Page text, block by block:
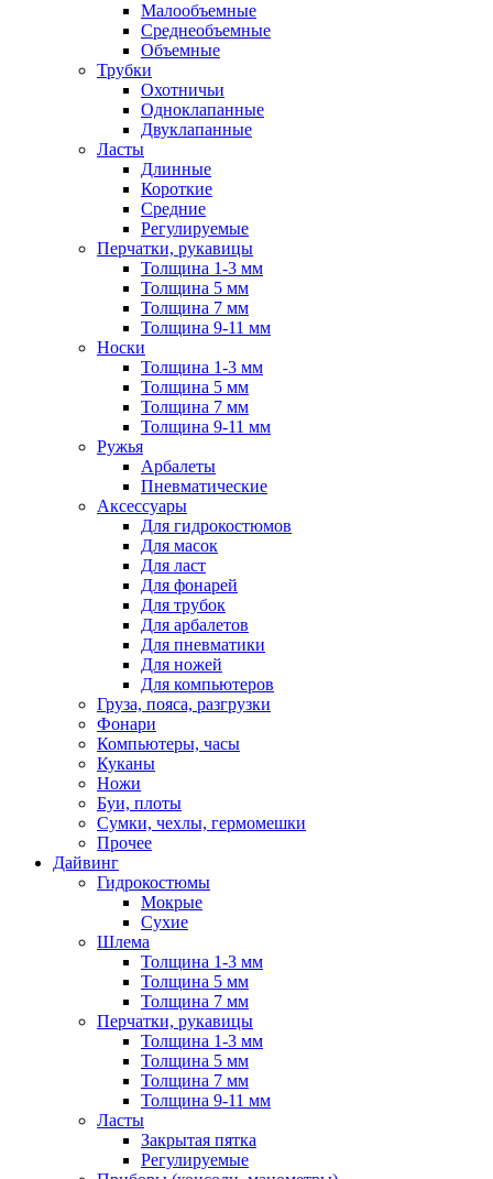
Малообъемные
Среднеобъемные
Объемные
Трубки
Охотничьи
Одноклапанные
Двуклапанные
Ласты
Длинные
Короткие
Средние
Регулируемые
Перчатки, рукавицы
Толщина 1-3 мм
Толщина 5 мм
Толщина 7 мм
Толщина 9-11 мм
Носки
Толщина 1-3 мм
Толщина 5 мм
Толщина 7 мм
Толщина 9-11 мм
Ружья
Арбалеты
Пневматические
Аксессуары
Для гидрокостюмов
Для масок
Для ласт
Для фонарей
Для трубок
Для арбалетов
Для пневматики
Для ножей
Для компьютеров
Груза, пояса, разгрузки
Фонари
Компьютеры, часы
Куканы
Ножи
Буи, плоты
Сумки, чехлы, гермомешки
Прочее
Дайвинг
Гидрокостюмы
Мокрые
Сухие
Шлема
Толщина 1-3 мм
Толщина 5 мм
Толщина 7 мм
Перчатки, рукавицы
Толщина 1-3 мм
Толщина 5 мм
Толщина 7 мм
Толщина 9-11 мм
Ласты
Закрытая пятка
Регулируемые